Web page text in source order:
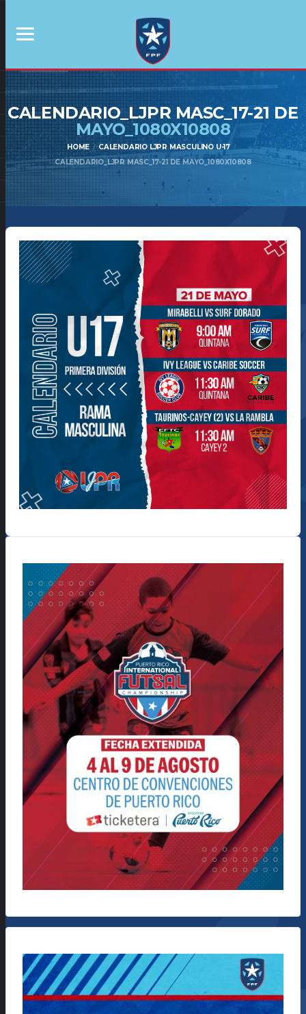
CALENDARIO_LJPR MASC_17-21 DE
MAYO_1080X10808
HOME
CALENDARIO LJPR MASCULINO U-17
CALENDARIO_LJPR MASC_17-21 DE MAYO_1080X10808